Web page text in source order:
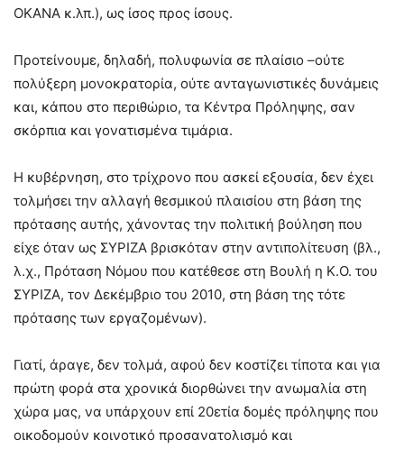
ΟΚΑΝΑ κ.λπ.), ως ίσος προς ίσους.
Προτείνουμε, δηλαδή, πολυφωνία σε πλαίσιο –ούτε
πολύξερη μονοκρατορία, ούτε ανταγωνιστικές δυνάμεις
και, κάπου στο περιθώριο, τα Κέντρα Πρόληψης, σαν
σκόρπια και γονατισμένα τιμάρια.
Η κυβέρνηση, στο τρίχρονο που ασκεί εξουσία, δεν έχει
τολμήσει την αλλαγή θεσμικού πλαισίου στη βάση της
πρότασης αυτής, χάνοντας την πολιτική βούληση που
είχε όταν ως ΣΥΡΙΖΑ βρισκόταν στην αντιπολίτευση (βλ.,
λ.χ., Πρόταση Νόμου που κατέθεσε στη Βουλή η Κ.Ο. του
ΣΥΡΙΖΑ, τον Δεκέμβριο του 2010, στη βάση της τότε
πρότασης των εργαζομένων).
Γιατί, άραγε, δεν τολμά, αφού δεν κοστίζει τίποτα και για
πρώτη φορά στα χρονικά διορθώνει την ανωμαλία στη
χώρα μας, να υπάρχουν επί 20ετία δομές πρόληψης που
οικοδομούν κοινοτικό προσανατολισμό και